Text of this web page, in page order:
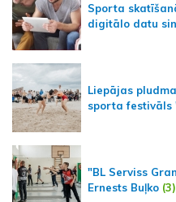
Sporta
digitālo datu
Liepājas
sporta festivāls
"BL Serviss
Ernests Buļko (3)